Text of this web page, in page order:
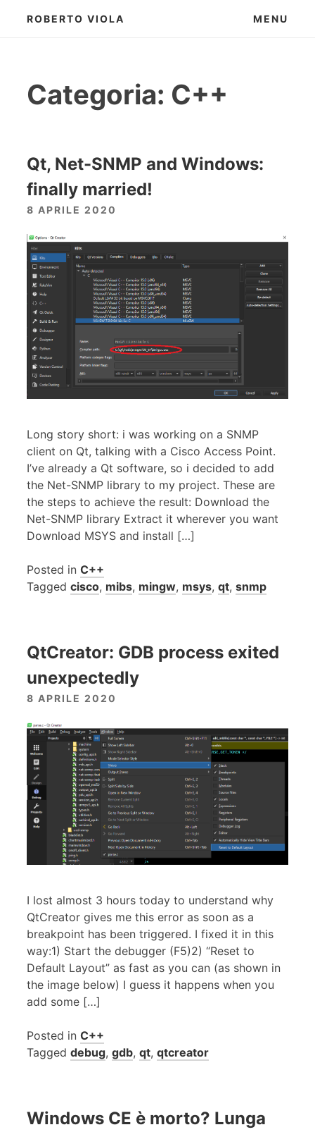
ROBERTO VIOLA MENU
Categoria: C++
Qt, Net-SNMP and Windows:
finally married!
8 APRILE 2020
Long story short: i was working on a SNMP
client on Qt, talking with a Cisco Access Point.
I’ve already a Qt software, so i decided to add
the Net-SNMP library to my project. These are
the steps to achieve the result: Download the
Net-SNMP library Extract it wherever you want
Download MSYS and install […]
Posted in C++
Tagged cisco, mibs, mingw, msys, qt, snmp
QtCreator: GDB process exited
unexpectedly
8 APRILE 2020
I lost almost 3 hours today to understand why
QtCreator gives me this error as soon as a
breakpoint has been triggered. I fixed it in this
way:1) Start the debugger (F5)2) “Reset to
Default Layout” as fast as you can (as shown in
the image below) I guess it happens when you
add some […]
Posted in C++
Tagged debug, gdb, qt, qtcreator
Windows CE è morto? Lunga